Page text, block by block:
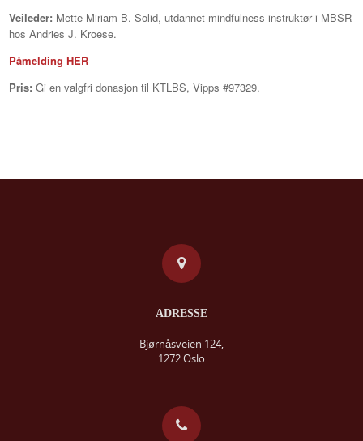
Veileder: Mette Miriam B. Solid, utdannet mindfulness-instruktør i MBSR
hos Andries J. Kroese.
Påmelding HER
Pris: Gi en valgfri donasjon til KTLBS, Vipps #97329.
ADRESSE
Bjørnåsveien 124,
1272 Oslo